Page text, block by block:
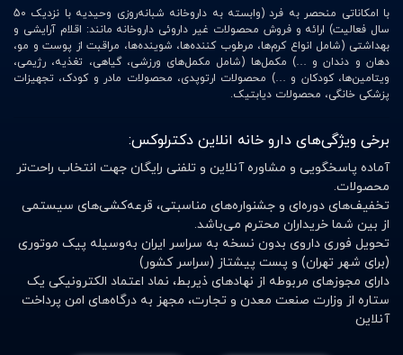
با امکاناتی منحصر به فرد (وابسته به داروخانه شبانه‌روزی وحیدیه با نزدیک 50
سال فعالیت) ارائه و فروش محصولات غیر داروئی داروخانه مانند: اقلام آرایشی و
بهداشتی (شامل انواع کرم‌ها، مرطوب کننده‌ها، شوینده‌ها، مراقبت از پوست و مو،
دهان و دندان و …) مکمل‌ها (شامل مکمل‌های ورزشی، گیاهی، تغذیه، رژیمی،
ویتامین‌ها، کودکان و …) محصولات ارتوپدی، محصولات مادر و کودک، تجهیزات
پزشکی خانگی، محصولات دیابتیک.
برخی ویژگی‌های دارو خانه انلاین دکترلوکس:
آماده پاسخگویی و مشاوره آنلاین و تلفنی رایگان جهت انتخاب راحت‌تر
محصولات.
تخفیف‌های دوره‌ای و جشنواره‌های مناسبتی، قرعه‌کشی‌های سیستمی
از بین شما خریداران محترم می‌باشد.
تحویل فوری داروی بدون نسخه به سراسر ایران به‌وسیله پیک موتوری
(برای شهر تهران) و پست پیشتاز (سراسر کشور)
دارای مجوزهای مربوطه از نهادهای ذیربط، نماد اعتماد الکترونیکی یک
ستاره از وزارت صنعت معدن و تجارت، مجهز به درگاه‌های امن پرداخت
آنلاین